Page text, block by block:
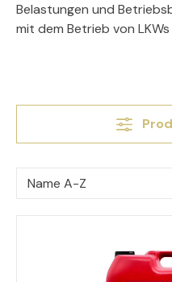
Belastungen und
mit dem Betrieb von